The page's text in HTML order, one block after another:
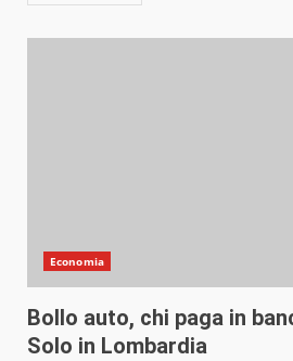
Economia
Bollo auto, chi paga in
Solo in Lombardia